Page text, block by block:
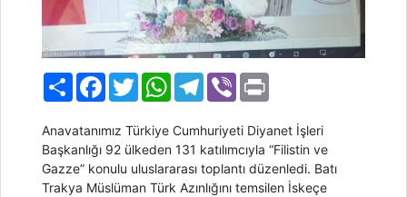
PaylaşFacebook
TwitterWhatsAppTelegram
Viber
Anavatanımız Türkiye Cumhuriyeti Diyanet İşleri
Başkanlığı 92 ülkeden 131 katılımcıyla “Filistin ve
Gazze” konulu uluslararası toplantı düzenledi. Batı
Trakya Müslüman Türk Azınlığını temsilen İskeçe